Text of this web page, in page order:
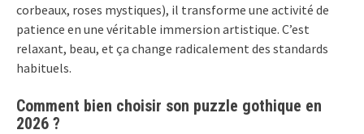
corbeaux, roses mystiques), il transforme une activité de
patience en une véritable immersion artistique. C’est
relaxant, beau, et ça change radicalement des standards
habituels.
Comment bien choisir son puzzle gothique en
2026 ?